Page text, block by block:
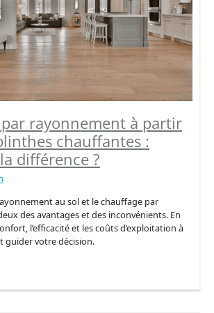
rayonnement à partir
chauffantes :
différence ?
au sol et le chauffage par
des avantages et des inconvénients. En
l’efficacité et les coûts d’exploitation à
guider votre décision.